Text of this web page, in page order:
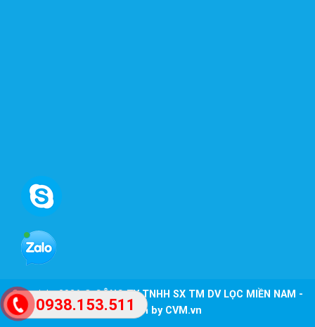
0938.153.511
Copyright 2026 ©CÔNG TY TNHH SX TM DV LỌC MIỀN NAM -
Design by CVM.vn